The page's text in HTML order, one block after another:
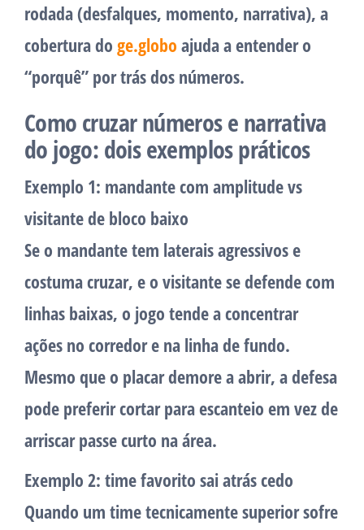
rodada (desfalques, momento, narrativa), a
cobertura do ge.globo ajuda a entender o
“porquê” por trás dos números.
Como cruzar números e narrativa
do jogo: dois exemplos práticos
Exemplo 1: mandante com amplitude vs
visitante de bloco baixo
Se o mandante tem laterais agressivos e
costuma cruzar, e o visitante se defende com
linhas baixas, o jogo tende a concentrar
ações no corredor e na linha de fundo.
Mesmo que o placar demore a abrir, a defesa
pode preferir cortar para escanteio em vez de
arriscar passe curto na área.
Exemplo 2: time favorito sai atrás cedo
Quando um time tecnicamente superior sofre